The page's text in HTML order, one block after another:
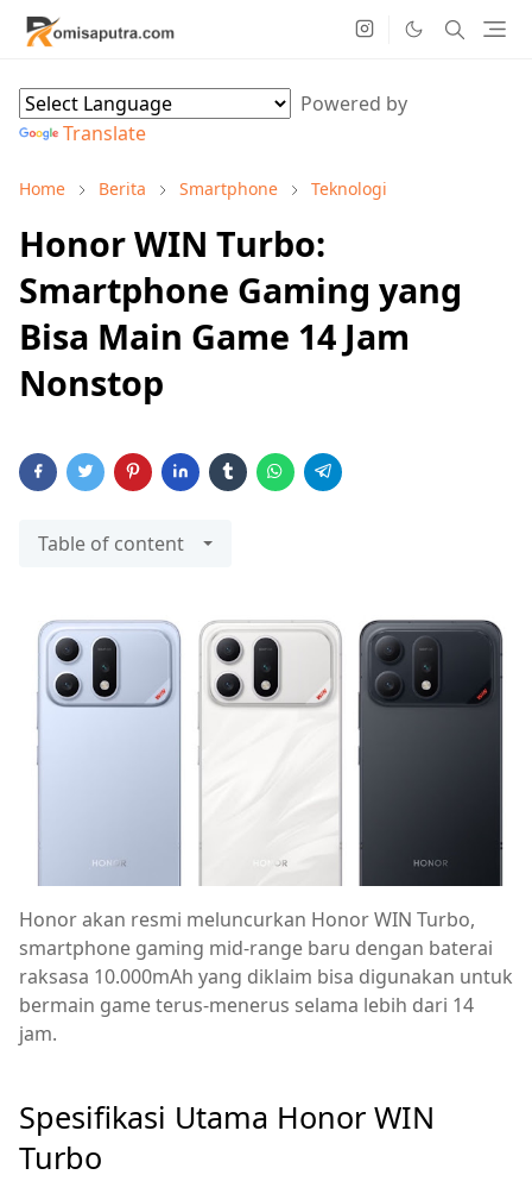
Powered by
Translate
Home Berita Smartphone Teknologi
Honor WIN Turbo:
Smartphone Gaming yang
Bisa Main Game 14 Jam
Nonstop
Table of content
Honor akan resmi meluncurkan Honor WIN Turbo,
smartphone gaming mid-range baru dengan baterai
raksasa 10.000mAh yang diklaim bisa digunakan untuk
bermain game terus-menerus selama lebih dari 14
jam.
Spesifikasi Utama Honor WIN
Turbo